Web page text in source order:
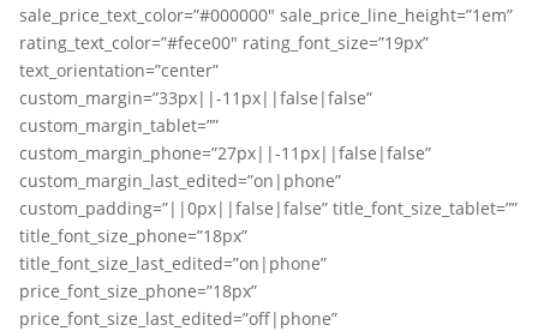
sale_price_text_color=”#000000″ sale_price_line_height=”1em”
rating_text_color=”#fece00″ rating_font_size=”19px”
text_orientation=”center”
custom_margin=”33px||-11px||false|false”
custom_margin_tablet=””
custom_margin_phone=”27px||-11px||false|false”
custom_margin_last_edited=”on|phone”
custom_padding=”||0px||false|false” title_font_size_tablet=””
title_font_size_phone=”18px”
title_font_size_last_edited=”on|phone”
price_font_size_phone=”18px”
price_font_size_last_edited=”off|phone”